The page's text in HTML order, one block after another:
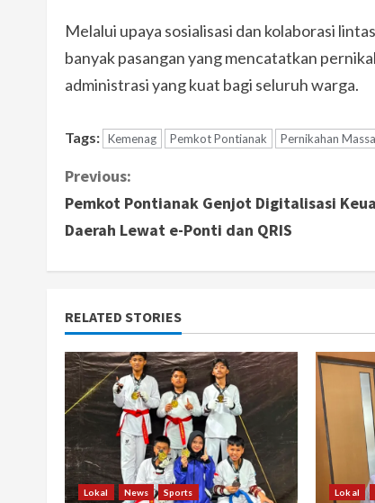
Melalui upaya sosialisasi dan kolaborasi
banyak pasangan yang mencatatkan
administrasi yang kuat bagi seluruh warga.
Tags: Kemenag Pemkot Pontianak Pernikahan
C
o
i
n
u
e
R
Previous:
Pemkot Pontianak Genjot Digitalisasi
Daerah Lewat e-Ponti dan QRIS
RELATED STORIES
Lokal News Sports Lokal